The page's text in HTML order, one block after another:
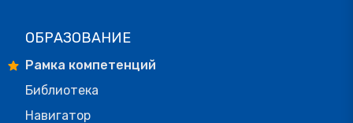
ОБРАЗОВАНИЕ
Рамка компетенций
Библиотека
Навигатор